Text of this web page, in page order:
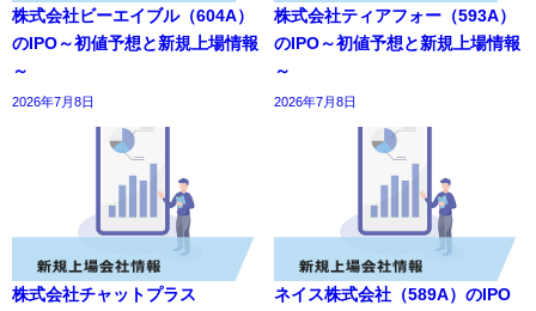
株式会社ビーエイブル（604A）
のIPO～初値予想と新規上場情報
～
2026年7月8日
株式会社ティアフォー（593A）
のIPO～初値予想と新規上場情報
～
2026年7月8日
株式会社チャットプラス
ネイス株式会社（589A）のIPO